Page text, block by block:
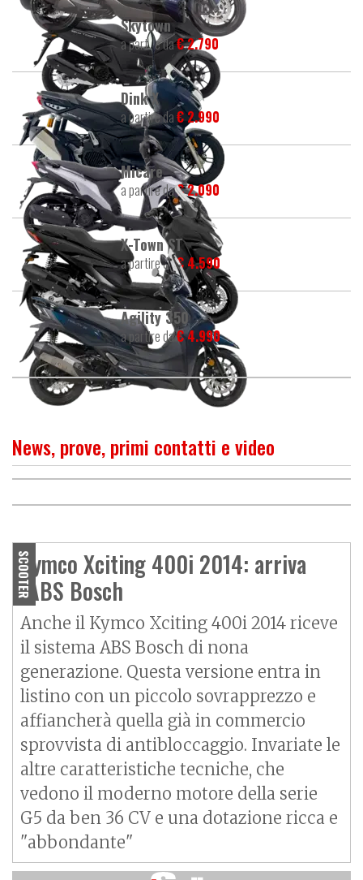
Skytown
a partire da€ 2.790
Dink X
a partire da€ 2.990
Micare
a partire da€ 2.090
X-Town ST
a partire da€ 4.590
Agility 350
a partire da€ 4.990
News, prove, primi contatti e video
PROVAMotore potente e buon
comfort
OKymco Xciting 400 VS,
svelto e ben equipaggiato
SCOOTER
Kymco Xciting 400i 2014: arriva
l'ABS Bosch
Anche il Kymco Xciting 400i 2014 riceve
il sistema ABS Bosch di nona
generazione. Questa versione entra in
listino con un piccolo sovrapprezzo e
affiancherà quella già in commercio
sprovvista di antibloccaggio. Invariate le
altre caratteristiche tecniche, che
vedono il moderno motore della serie
G5 da ben 36 CV e una dotazione ricca e
"abbondante"